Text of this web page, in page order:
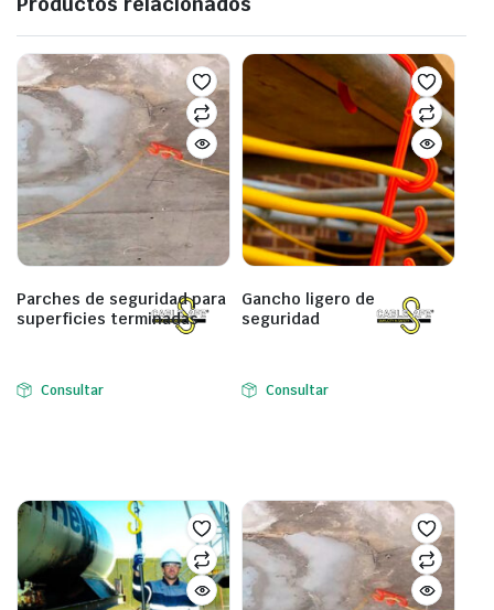
Parches de seguridad para
superficies terminadas
Consultar
Gancho ligero de
seguridad
Consultar